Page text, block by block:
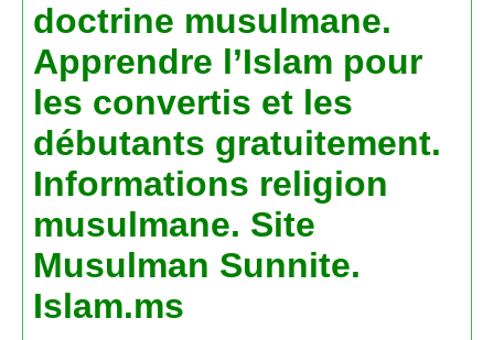
doctrine musulmane.
Apprendre l’Islam pour
les convertis et les
débutants gratuitement.
Informations religion
musulmane. Site
Musulman Sunnite.
Islam.ms